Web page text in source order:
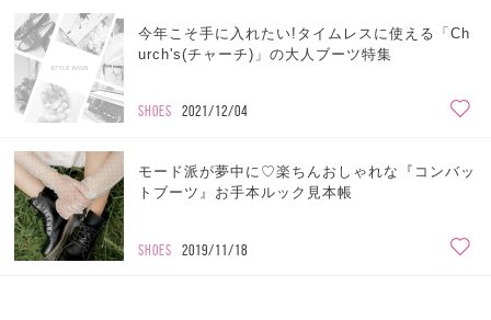
今年こそ手に入れたい!タイムレスに使える「Ch
urch's(チャーチ)」の大人ブーツ特集
SHOES 2021/12/04
モード派が夢中に♡楽ちんおしゃれな『コンバッ
トブーツ』お手本ルック見本帳
SHOES 2019/11/18